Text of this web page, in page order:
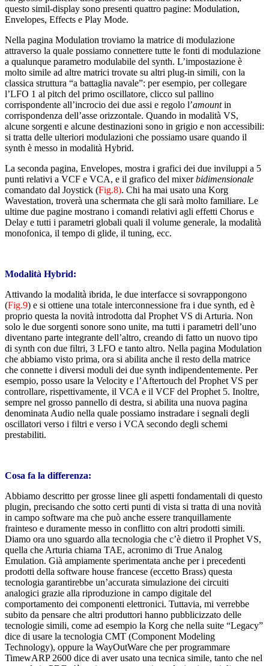
questo simil-display sono presenti quattro pagine: Modulation,
Envelopes, Effects e Play Mode.
Nella pagina Modulation troviamo la matrice di modulazione
attraverso la quale possiamo connettere tutte le fonti di modulazione
a qualunque parametro modulabile del synth. L’impostazione è
molto simile ad altre matrici trovate su altri plug-in simili, con la
classica struttura “a battaglia navale”: per esempio, per collegare
l’LFO 1 al pitch del primo oscillatore, clicco sul pallino
corrispondente all’incrocio dei due assi e regolo l’amountin
corrispondenza dell’asse orizzontale. Quando in modalità VS,
alcune sorgenti e alcune destinazioni sono in grigio e non accessibili:
si tratta delle ulteriori modulazioni che possiamo usare quando il
synth è messo in modalità Hybrid.
La seconda pagina, Envelopes, mostra i grafici dei due inviluppi a 5
punti relativi a VCF e VCA, e il grafico del mixerbidimensionale
comandato dal Joystick (Fig.8). Chi ha mai usato una Korg
Wavestation, troverà una schermata che gli sarà molto familiare. Le
ultime due pagine mostrano i comandi relativi agli effetti Chorus e
Delay e tutti i parametri globali quali il volume generale, la modalità
monofonica, il tempo di glide, il tuning, ecc.
Modalità Hybrid:
Attivando la modalità ibrida, le due interfacce si sovrappongono
(Fig.9) e si ottiene una totale interconnessione fra i due synth, ed è
proprio questa la novità introdotta dal Prophet VS di Arturia. Non
solo le due sorgenti sonore sono unite, ma tutti i parametri dell’uno
diventano parte integrante dell’altro, creando di fatto un nuovo tipo
di synth con due filtri, 3 LFO e tanto altro. Nella pagina Modulation
che abbiamo visto prima, ora si abilita anche il resto della matrice
che connette i diversi moduli dei due synth indipendentemente. Per
esempio, posso usare la Velocity e l’Aftertouch del Prophet VS per
controllare, rispettivamente, il VCA e il VCF del Prophet 5. Inoltre,
sempre nel grosso pannello di destra, si abilita una nuova pagina
denominata Audio nella quale possiamo instradare i segnali degli
oscillatori verso i filtri e verso i VCA secondo degli schemi
prestabiliti.
Cosa fa la differenza:
Abbiamo descritto per grosse linee gli aspetti fondamentali di questo
plugin, precisando che sotto certi punti di vista si tratta di una novità
in campo software ma che può anche essere tranquillamente
frainteso e duramente messo in conflitto con altri prodotti simili.
Diamo ora uno sguardo alla tecnologia che c’è dietro il Prophet VS,
quella che Arturia chiama TAE, acronimo di True Analog
Emulation. Già ampiamente sperimentata anche per i precedenti
prodotti della software house francese (eccetto Brass) questa
tecnologia garantirebbe un’accurata simulazione dei circuiti
analogici grazie alla riproduzione in campo digitale del
comportamento dei componenti elettronici. Tuttavia, mi verrebbe
subito da pensare che altri produttori hanno pubblicizzato delle
tecnologie simili, come ad esempio la Korg che nella suite “Legacy”
dice di usare la tecnologia CMT (Component Modeling
Technology), oppure la WayOutWare che per programmare
TimewARP 2600 dice di aver usato una tecnica simile, tanto che nel